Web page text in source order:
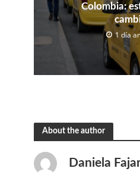
Colombia:
1 día
About the author
Daniela